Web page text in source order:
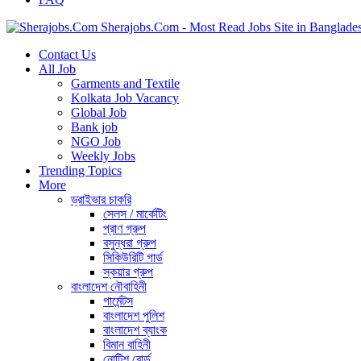
Sherajobs.Com - Most Read Jobs Site in
Contact Us
All Job
Garments and Textile
Kolkata Job Vacancy
Global Job
Bank job
NGO Job
Weekly Jobs
Trending Topics
More
ড্রাইভার চাকরি
সেলস / মার্কেটিং
প্রাণ গ্রুপ
বসুন্ধরা গ্রুপ
সিকিউরিটি গার্ড
স্কয়ার গ্রুপ
বাংলাদেশ নৌবাহিনী
গার্মেন্টস
বাংলাদেশ পুলিশ
বাংলাদেশ ব্যাংক
বিমান বাহিনী